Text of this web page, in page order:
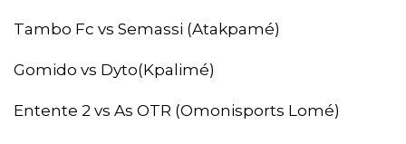
Tambo Fc vs Semassi (Atakpamé)
Gomido vs Dyto(Kpalimé)
Entente 2 vs As OTR (Omonisports Lomé)